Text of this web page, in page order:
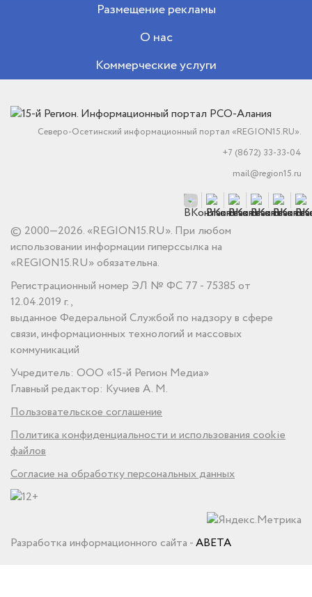
Размещение рекламы
О нас
Коммерческие услуги
Северо-Осетинский информационный портал «REGION15.RU».
+7 (8672) 33-33-04
mail@region15.ru
© 2000—2026. «REGION15.RU». При любом
использовании информации гиперссылка на
«REGION15.RU» обязательна.
Регистрационный номер ЭЛ № ФС 77 - 75385 от
12.04.2019 г.,
выданное Федеральной Службой по надзору в сфере
связи, информационных технологий и массовых
коммуникаций
Учредитель: ООО «15-й Регион Медиа»
Главный редактор: Кучиев А. М.
Пользовательское соглашение
Политика конфиденциальности и использования cookie
файлов
Согласие на обработку персональных данных
Разработка информационного сайта -ABETA